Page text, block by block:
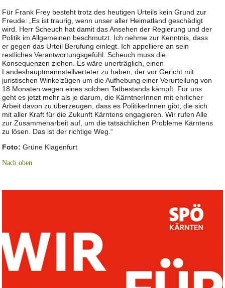
Für Frank Frey besteht trotz des heutigen Urteils kein Grund zur
Freude: „Es ist traurig, wenn unser aller Heimatland geschädigt
wird. Herr Scheuch hat damit das Ansehen der Regierung und der
Politik im Allgemeinen beschmutzt. Ich nehme zur Kenntnis, dass
er gegen das Urteil Berufung einlegt. Ich appelliere an sein
restliches Verantwortungsgefühl. Scheuch muss die
Konsequenzen ziehen. Es wäre unerträglich, einen
Landeshauptmannstellverteter zu haben, der vor Gericht mit
juristischen Winkelzügen um die Aufhebung einer Verurteilung von
18 Monaten wegen eines solchen Tatbestands kämpft. Für uns
geht es jetzt mehr als je darum, die KärntnerInnen mit ehrlicher
Arbeit davon zu überzeugen, dass es PolitikerInnen gibt, die sich
mit aller Kraft für die Zukunft Kärntens engagieren. Wir rufen Alle
zur Zusammenarbeit auf, um die tatsächlichen Probleme Kärntens
zu lösen. Das ist der richtige Weg.“
Foto: Grüne Klagenfurt
Nach oben